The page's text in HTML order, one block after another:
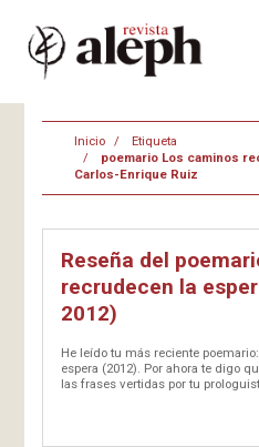
Inicio
Etiqueta
poemario Los caminos
Carlos-Enrique Ruiz
Reseña del
recrudecen la
2012)
He leído tu más reciente
espera (2012). Por ahora te digo
las frases vertidas por tu